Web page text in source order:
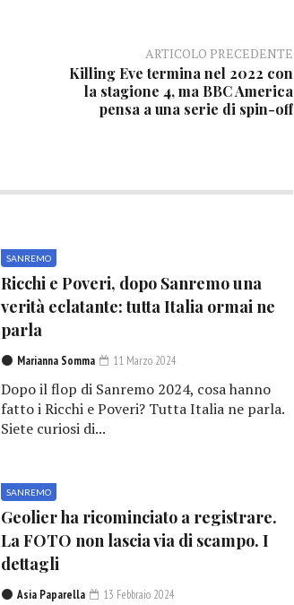
ARTICOLO PRECEDENTE
Killing Eve termina nel 2022 con
la stagione 4, ma BBC America
pensa a una serie di spin-off
SANREMO
Ricchi e Poveri, dopo Sanremo una
verità eclatante: tutta Italia ormai ne
parla
Marianna Somma 11 Marzo 2024
Dopo il flop di Sanremo 2024, cosa hanno
fatto i Ricchi e Poveri? Tutta Italia ne parla.
Siete curiosi di...
SANREMO
Geolier ha ricominciato a registrare.
La FOTO non lascia via di scampo. I
dettagli
Asia Paparella 13 Febbraio 2024